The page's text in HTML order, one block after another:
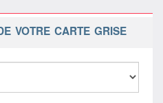
VOTRE CARTE GRISE